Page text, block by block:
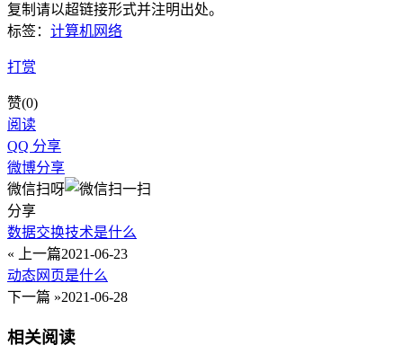
复制请以超链接形式并注明出处。
标签： 计算机网络
打赏
赞(0)
阅读
QQ 分享
微博分享
微信扫呀
分享
数据交换技术是什么
« 上一篇2021-06-23
动态网页是什么
下一篇 »2021-06-28
相关阅读